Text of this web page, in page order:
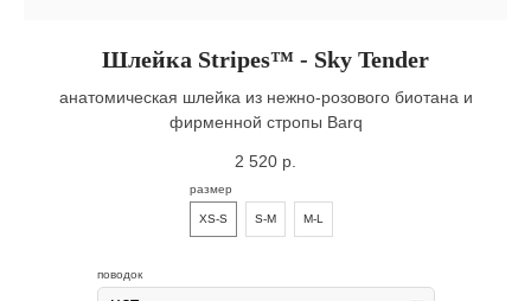
Шлейка Stripes™ - Sky Tender
анатомическая шлейка из нежно-розового биотана и
фирменной стропы Barq
2 520 р.
размер
XS-S S-M M-L
поводок